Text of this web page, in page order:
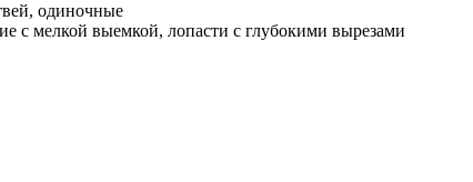
одиночные
с мелкой выемкой, лопасти с глубокими вырезами